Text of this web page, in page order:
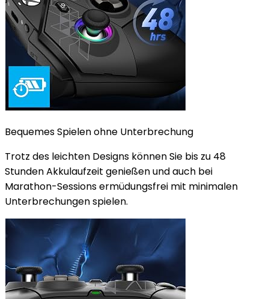
Bequemes Spielen ohne Unterbrechung
Trotz des leichten Designs können Sie bis zu 48
Stunden Akkulaufzeit genießen und auch bei
Marathon-Sessions ermüdungsfrei mit minimalen
Unterbrechungen spielen.